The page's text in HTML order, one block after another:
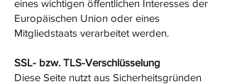
eines wichtigen öffentlichen Interesses der
Europäischen Union oder eines
Mitgliedstaats verarbeitet werden.
SSL- bzw. TLS-Verschlüsselung
Diese Seite nutzt aus Sicherheitsgründen